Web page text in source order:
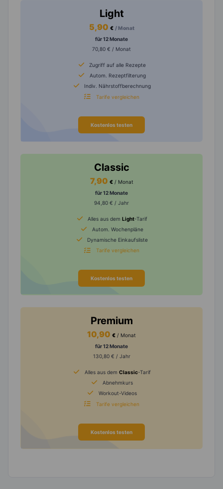
Light
5,90 € / Monat
für 12 Monate
70,80 € / Monat
Zugriff auf alle Rezepte
Autom. Rezeptfilterung
Indiv. Nährstoffberechnung
Tarife vergleichen
Kostenlos testen
Classic
7,90 € / Monat
für 12 Monate
94,80 € / Jahr
Alles aus dem Light-Tarif
Autom. Wochenpläne
Dynamische Einkaufsliste
Tarife vergleichen
Kostenlos testen
Premium
10,90 € / Monat
für 12 Monate
130,80 € / Jahr
Alles aus dem Classic-Tarif
Abnehmkurs
Workout-Videos
Tarife vergleichen
Kostenlos testen